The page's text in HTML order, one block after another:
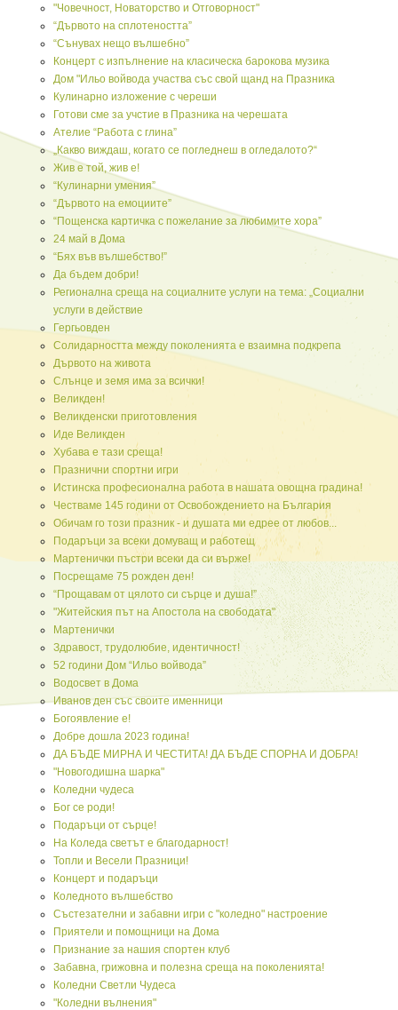
"Човечност, Новаторство и Отговорност"
“Дървото на сплотеността”
“Сънувах нещо вълшебно”
Концерт с изпълнение на класическа барокова музика
Дом "Ильо войвода участва със свой щанд на Празника
Кулинарно изложение с череши
Готови сме за учстие в Празника на черешата
Ателие “Работа с глина”
„Какво виждаш, когато се погледнеш в огледалото?“
Жив е той, жив е!
“Кулинарни умения”
“Дървото на емоциите”
“Пощенска картичка с пожелание за любимите хора”
24 май в Дома
“Бях във вълшебство!”
Да бъдем добри!
Регионална среща на социалните услуги на тема: „Социални
услуги в действие
Гергьовден
Солидарността между поколенията е взаимна подкрепа
Дървото на живота
Слънце и земя има за всички!
Великден!
Великденски приготовления
Иде Великден
Хубава е тази среща!
Празнични спортни игри
Истинска професионална работа в нашата овощна градина!
Честваме 145 години от Освобождението на България
Обичам го този празник - и душата ми едрее от любов...
Подаръци за всеки домуващ и работещ
Мартенички пъстри всеки да си върже!
Посрещаме 75 рожден ден!
“Прощавам от цялото си сърце и душа!”
"Житейския път на Апостола на свободата"
Мартенички
Здравост, трудолюбие, идентичност!
52 години Дом “Ильо войвода”
Водосвет в Дома
Иванов ден със своите именници
Богоявление е!
Добре дошла 2023 година!
ДА БЪДЕ МИРНА И ЧЕСТИТА! ДА БЪДЕ СПОРНА И ДОБРА!
"Новогодишна шарка"
Коледни чудеса
Бог се роди!
Подаръци от сърце!
На Коледа светът е благодарност!
Топли и Весели Празници!
Концерт и подаръци
Коледното вълшебство
Състезателни и забавни игри с "коледно" настроение
Приятели и помощници на Дома
Признание за нашия спортен клуб
Забавна, грижовна и полезна среща на поколенията!
Коледни Светли Чудеса
"Коледни вълнения"